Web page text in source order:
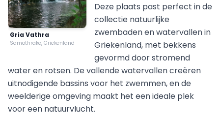
Gria Vathra
Samothrake, Griekenland
Deze plaats past perfect in de
collectie natuurlijke
zwembaden en watervallen in
Griekenland, met bekkens
gevormd door stromend
water en rotsen. De vallende watervallen creëren
uitnodigende bassins voor het zwemmen, en de
weelderige omgeving maakt het een ideale plek
voor een natuurvlucht.